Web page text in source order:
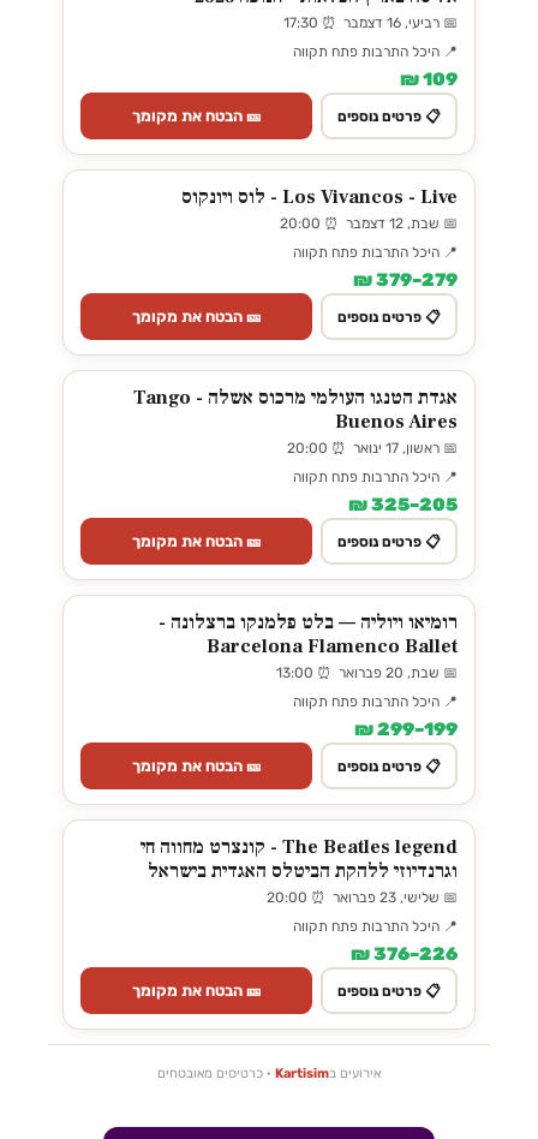
📅 רביעי, 16 דצמבר ⏰ 17:30
📍 היכל התרבות פתח תקווה
109 ₪
📋 פרטים נוספים 🎫 הבטח את מקומך
Los Vivancos - Live - לוס ויונקוס
📅 שבת, 12 דצמבר ⏰ 20:00
📍 היכל התרבות פתח תקווה
279–379 ₪
📋 פרטים נוספים 🎫 הבטח את מקומך
אגדת הטנגו העולמי מרכוס אשלה - Tango
Buenos Aires
📅 ראשון, 17 ינואר ⏰ 20:00
📍 היכל התרבות פתח תקווה
205–325 ₪
📋 פרטים נוספים 🎫 הבטח את מקומך
רומיאו ויוליה — בלט פלמנקו ברצלונה -
Barcelona Flamenco Ballet
📅 שבת, 20 פברואר ⏰ 13:00
📍 היכל התרבות פתח תקווה
199–299 ₪
📋 פרטים נוספים 🎫 הבטח את מקומך
The Beatles legend - קונצרט מחווה חי
וגרנדיוזי ללהקת הביטלס האגדית בישראל
📅 שלישי, 23 פברואר ⏰ 20:00
📍 היכל התרבות פתח תקווה
226–376 ₪
📋 פרטים נוספים 🎫 הבטח את מקומך
אירועים בKartisim · כרטיסים מאובטחים